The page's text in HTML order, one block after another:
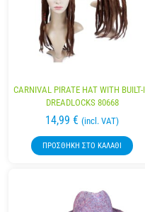
CARNIVAL PIRATE HAT WITH BUILT-
DREADLOCKS 80668
14,99 € (incl. VAT)
ΠΡΟΣΘΉΚΗ ΣΤΟ ΚΑΛΆΘΙ